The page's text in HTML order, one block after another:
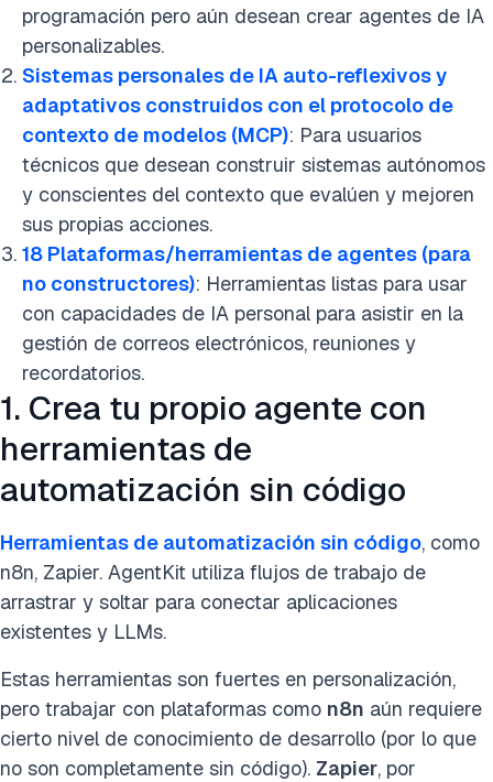
programación pero aún desean crear agentes de IA
personalizables.
Sistemas personales de IA auto-reflexivos y
adaptativos construidos con el protocolo de
contexto de modelos (MCP): Para usuarios
técnicos que desean construir sistemas autónomos
y conscientes del contexto que evalúen y mejoren
sus propias acciones.
18 Plataformas/herramientas de agentes (para
no constructores): Herramientas listas para usar
con capacidades de IA personal para asistir en la
gestión de correos electrónicos, reuniones y
recordatorios.
1. Crea tu propio agente con
herramientas de
automatización sin código
Herramientas de automatización sin código, como
n8n, Zapier. AgentKit utiliza flujos de trabajo de
arrastrar y soltar para conectar aplicaciones
existentes y LLMs.
Estas herramientas son fuertes en personalización,
pero trabajar con plataformas como n8n aún requiere
cierto nivel de conocimiento de desarrollo (por lo que
no son completamente sin código). Zapier, por